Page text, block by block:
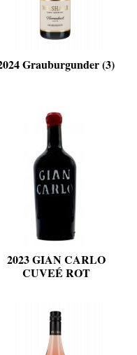
Grauburgunder (3)
2023 GIAN CARLO
CUVEÉ ROT